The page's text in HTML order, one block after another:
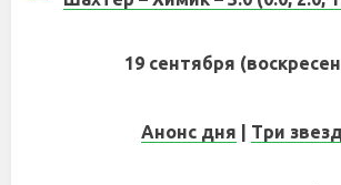
19 сентября
Анонс дня Три